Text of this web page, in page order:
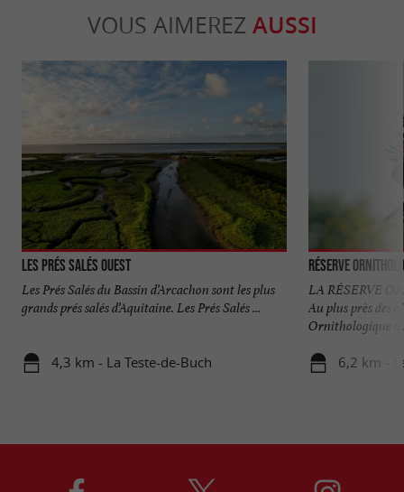
VOUS AIMEREZ AUSSI
Les Prés Salés Ouest
Les Prés Salés du Bassin d’Arcachon sont les plus
grands prés salés d’Aquitaine. Les Prés Salés ...
4,3 km - La Teste-de-Buch
Réserve
LA RÉSERVE
Au plus près des
Ornithologique
6,2 km -